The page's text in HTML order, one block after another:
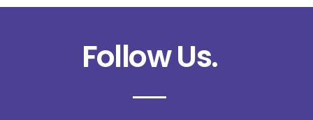
Follow Us.